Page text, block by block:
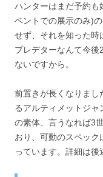
ハンターはまだ予約も
ベントでの展示のみ)
せず、それを知った時
プレデターなんて今後
ないですから。
前置きが長くなりまし
るアルティメットジ
の素体、言うなれば3
おり、可動のスペック
っています。詳細は後